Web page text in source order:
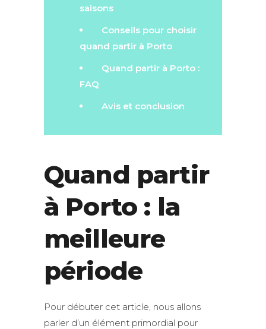
saisons
Conseils pour choisir
quand partir à Porto
Quand partir à Porto :
FAQ
Avis et conclusion
Quand partir
à Porto : la
meilleure
période
Pour débuter cet article, nous allons
parler d’un élément primordial pour